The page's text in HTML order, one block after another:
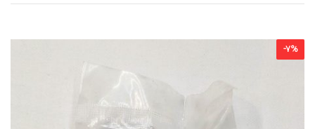
-7%